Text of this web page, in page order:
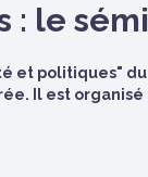
le
et politiques"
Il est